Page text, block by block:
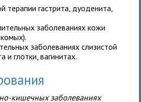
терапии гастрита, дуоденита,
заболеваниях кожи
заболеваниях слизистой
и глотки, вагинитах.
кишечных заболеваниях